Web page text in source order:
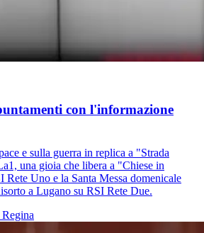
con l'informazione
e sulla guerra in replica a "Strada
una gioia che libera a "Chiese in
Rete Uno e la Santa Messa domenicale
a Lugano su RSI Rete Due.
Regina